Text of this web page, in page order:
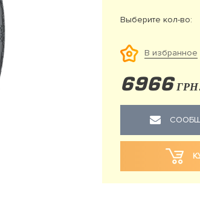
Выберите кол-во:
В избранное
6966